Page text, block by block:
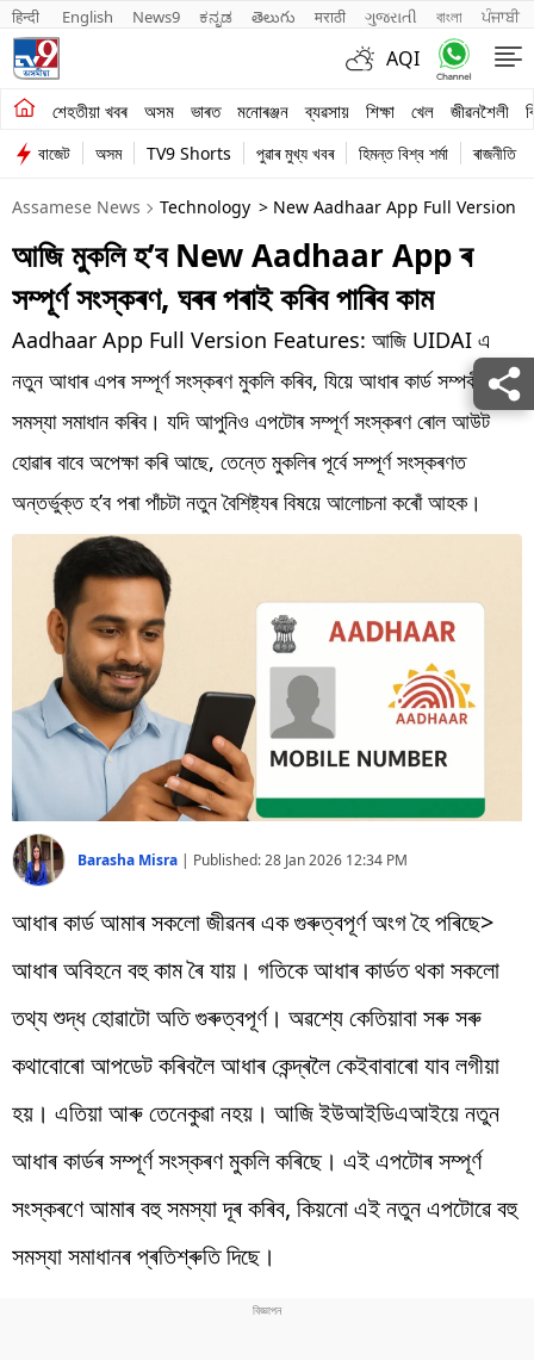
हिन्दी English News9 ಕನ್ನಡ తెలుగు मराठी ગુજરાતી বাংলা ਪੰਜਾਬੀ
AQI
শেহতীয়া খবৰ অসম ভাৰত মনোৰঞ্জন ব্যৱসায় শিক্ষা খেল জীৱনশৈলী
শেহতীয়া খবৰ
অসম
ভাৰত
মনোৰঞ্জন
ব্যৱসায়
শিক্ষা
খেল
জীৱনশৈলী
বিশ্ব
প্ৰযুক্তি
Videos
বাজেট অসম TV9 Shorts পুৱাৰ মুখ্য খবৰ হিমন্ত বিশ্ব শৰ্মা ৰাজনীতি
Assamese News Technology > New Aadhaar App Full Version
আজি মুকলি হ’ব New Aadhaar App ৰ
সম্পূৰ্ণ সংস্কৰণ, ঘৰৰ পৰাই কৰিব পাৰিব কাম
Aadhaar App Full Version Features: আজি UIDAI এ
নতুন আধাৰ এপৰ সম্পূৰ্ণ সংস্কৰণ মুকলি কৰিব, যিয়ে আধাৰ কাৰ্ড সম্পৰ্কীয় বহু
সমস্যা সমাধান কৰিব। যদি আপুনিও এপটোৰ সম্পূৰ্ণ সংস্কৰণ ৰোল আউট
হোৱাৰ বাবে অপেক্ষা কৰি আছে, তেন্তে মুকলিৰ পূৰ্বে সম্পূৰ্ণ সংস্কৰণত
অন্তৰ্ভুক্ত হ’ব পৰা পাঁচটা নতুন বৈশিষ্ট্যৰ বিষয়ে আলোচনা কৰোঁ আহক।
Barasha Misra | Published:28 Jan 2026 12:34 PM
আধাৰ কাৰ্ড আমাৰ সকলো জীৱনৰ এক গুৰুত্বপূৰ্ণ অংগ হৈ পৰিছে>
আধাৰ অবিহনে বহু কাম ৰৈ যায়। গতিকে আধাৰ কাৰ্ডত থকা সকলো
তথ্য শুদ্ধ হোৱাটো অতি গুৰুত্বপূৰ্ণ। অৱশ্যে কেতিয়াবা সৰু সৰু
কথাবোৰো আপডেট কৰিবলৈ আধাৰ কেন্দ্ৰলৈ কেইবাবাৰো যাব লগীয়া
হয়। এতিয়া আৰু তেনেকুৱা নহয়। আজি ইউআইডিএআইয়ে নতুন
আধাৰ কাৰ্ডৰ সম্পূৰ্ণ সংস্কৰণ মুকলি কৰিছে। এই এপটোৰ সম্পূৰ্ণ
সংস্কৰণে আমাৰ বহু সমস্যা দূৰ কৰিব, কিয়নো এই নতুন এপটোৱে বহু
সমস্যা সমাধানৰ প্ৰতিশ্ৰুতি দিছে।